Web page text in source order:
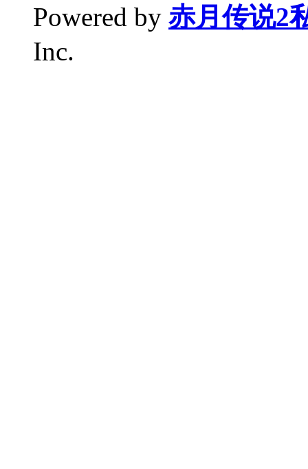
Powered by 赤月传说2
Inc.